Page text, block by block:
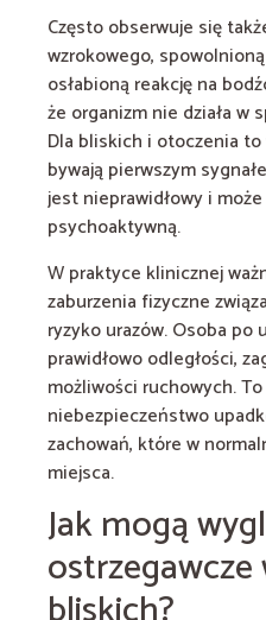
Często obserwuje się
wzrokowego,
osłabioną reakcję na
że organizm nie działa w
Dla bliskich i otoczenia
bywają pierwszym
jest nieprawidłowy i
psychoaktywną.
W praktyce klinicznej
zaburzenia fizyczne
ryzyko urazów. Osoba
prawidłowo odległości,
możliwości ruchowych.
niebezpieczeństwo
zachowań, które w
miejsca.
Jak mogą